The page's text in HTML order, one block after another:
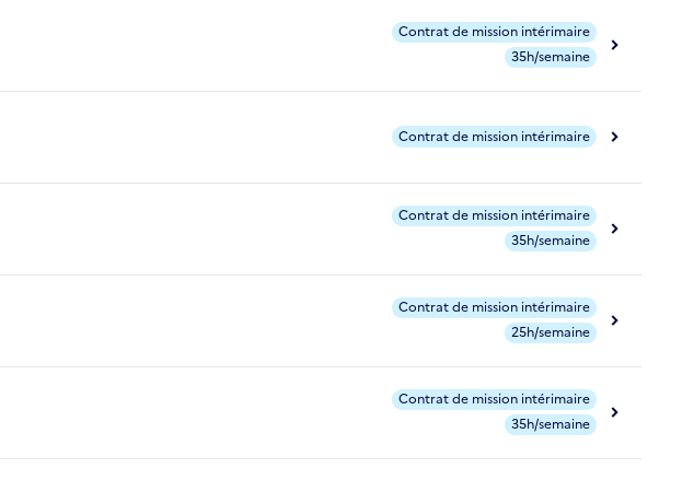
Contrat de mission intérimaire
35h/semaine
Contrat de mission intérimaire
Contrat de mission intérimaire
35h/semaine
Contrat de mission intérimaire
25h/semaine
Contrat de mission intérimaire
35h/semaine